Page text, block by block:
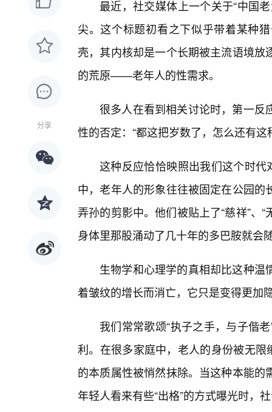
分享
最近，社交媒体上一个关于“中国
尖。这个标题初看之下似乎带着某种
壳，其内核却是一个长期被主流语境
的荒原——老年人的性需求。
很多人在看到相关讨论时，第一反
性的否定：“都这把岁数了，怎么还有这
这种反应恰恰映照出我们这个时代
中，老年人的形象往往被固定在公园
弄孙的剪影中。他们被贴上了“慈祥”、
身体里那股涌动了几十年的多巴胺就会
生物学和心理学的真相却比这种
着皱纹的增长而消亡，它只是变得更加
我们常常歌颂“执子之手，与子偕
利。在很多家庭中，老人的身份被无限
的本质属性被悄然抹除。当这种本能
年轻人看来有些“出格”的方式曝光时，